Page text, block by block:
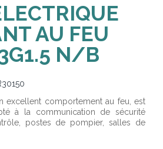
AU FEU
N/B
excellent comportement au feu, est
à la communication de sécurité
postes de pompier, salles de